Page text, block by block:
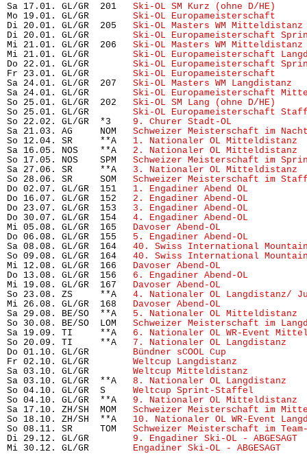
Sa 17.01. GL/GR  201 Ski-OL SM Kurz (ohne D/HE)
Mo 19.01. GL/GR Ski-OL Europameisterschaft
Di 20.01. GL/GR  205 Ski-OL Masters WM Mitteldistanz
Di 20.01. GL/GR Ski-OL Europameisterschaft
Mi 21.01. GL/GR  206 Ski-OL Masters WM Mitteldistanz
Mi 21.01. GL/GR Ski-OL Europameisterschaft
Do 22.01. GL/GR Ski-OL Europameisterschaft
Fr 23.01. GL/GR Ski-OL Europameisterschaft
Sa 24.01. GL/GR  207 Ski-OL Masters WM Langdistanz
Sa 24.01. GL/GR Ski-OL Europameisterschaft
So 25.01. GL/GR  202 Ski-OL SM Lang (ohne D/HE)
So 25.01. GL/GR Ski-OL Europameisterschaft
So 22.02. GL/GR  *3 9. Churer Stadt-OL
Sa 21.03. AG     NOM Schweizer Meisterschaft im
So 12.04. SR     **A 1. Nationaler OL Mitteldistanz
Sa 16.05. NOS    **A 2. Nationaler OL Mitteldistanz
So 17.05. NOS    SPM Schweizer Meisterschaft im
Sa 27.06. SR     **A 3. Nationaler OL Mitteldistanz
So 28.06. SR     SOM Schweizer Meisterschaft im
Do 02.07. GL/GR  151 1. Engadiner Abend OL
Do 16.07. GL/GR  152 2. Engadiner Abend-OL
Do 23.07. GL/GR  153 3. Engadiner Abend-OL
Do 30.07. GL/GR  154 4. Engadiner Abend-OL
Mi 05.08. GL/GR  165
Davoser Abend-OL
Do 06.08. GL/GR  155 5. Engadiner Abend-OL
Sa 08.08. GL/GR  164 40. Swiss International
So 09.08. GL/GR  164 40. Swiss International
Mi 12.08. GL/GR  166
Davoser Abend-OL
Do 13.08. GL/GR  156 6. Engadiner Abend-OL
Mi 19.08. GL/GR  167
Davoser Abend-OL
So 23.08. ZS     **A 4. Nationaler OL Langdistanz/
Mi 26.08. GL/GR  168
Davoser Abend-OL
Sa 29.08. BE/SO  **A 5. Nationaler OL Mitteldistanz
So 30.08. BE/SO  LOM Schweizer Meisterschaft im
Sa 19.09. TI     **A 6. Nationaler OL WR-Event
So 20.09. TI     **A 7. Nationaler OL Langdistanz
Do 01.10. GL/GR
Bündner sCOOL Cup
Fr 02.10. GL/GR Weltcup Langdistanz
Sa 03.10. GL/GR Weltcup Mitteldistanz
Sa 03.10. GL/GR  **A 8. Nationaler OL Langdistanz
So 04.10. GL/GR  S Weltcup Sprint-Staffel
So 04.10. GL/GR  **A 9. Nationaler OL Mitteldistanz
Sa 17.10. ZH/SH  MOM Schweizer Meisterschaft im
So 18.10. ZH/SH  **A 10. Nationaler OL WR-Event
So 08.11. SR     TOM Schweizer Meisterschaft im Team-
Di 29.12. GL/GR 9. Engadiner Ski-OL - ABGESAGT
Mi 30.12. GL/GR
Engadiner Ski-OL - ABGESAGT